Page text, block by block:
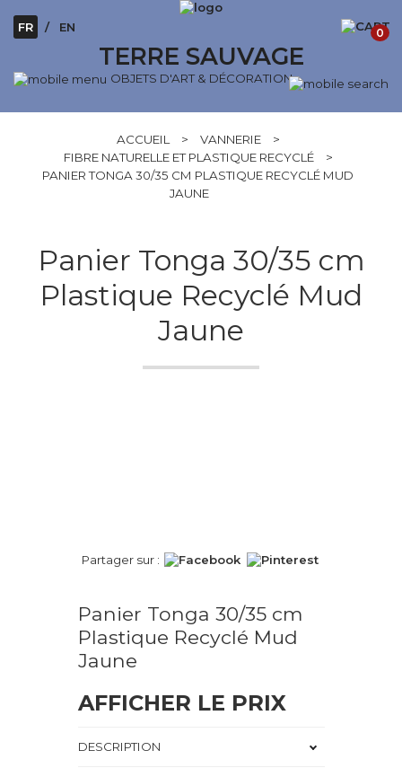
TERRE SAUVAGE
OBJETS D'ART & DÉCORATION
FR EN 0
ACCUEIL > VANNERIE
>
FIBRE NATURELLE ET PLASTIQUE RECYCLÉ
>
PANIER TONGA 30/35 CM PLASTIQUE RECYCLÉ MUD
JAUNE
Panier Tonga 30/35 cm
Plastique Recyclé Mud
Jaune
Partager sur :
Panier Tonga 30/35 cm
Plastique Recyclé Mud
Jaune
AFFICHER LE PRIX
DESCRIPTION